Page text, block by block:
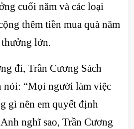
cuối năm và các loại
thêm tiền mua quà năm
lớn.
đi, Trần Cương Sách
nói: “Mọi người làm việc
gì nên em quyết định
nghĩ sao, Trần Cương